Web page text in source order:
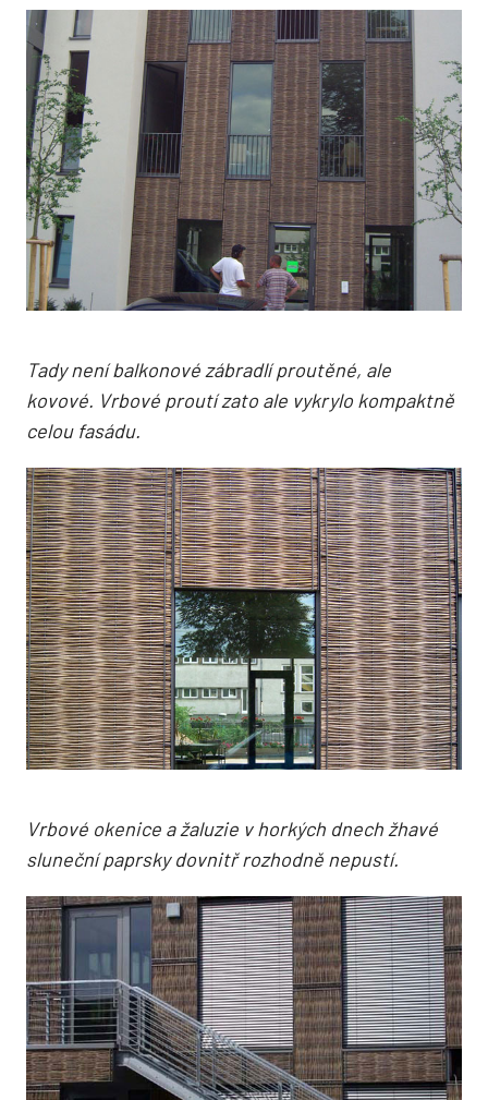
Tady není balkonové zábradlí proutěné, ale
kovové. Vrbové proutí zato ale vykrylo kompaktně
celou fasádu.
Vrbové okenice a žaluzie v horkých dnech žhavé
sluneční paprsky dovnitř rozhodně nepustí.